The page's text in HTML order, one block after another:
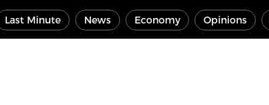
Last Minute News Economy Opinions